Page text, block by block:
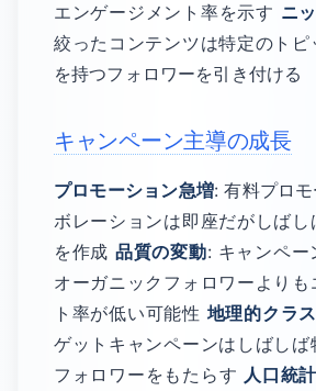
エンゲージメント率を示す ニ
絞ったコンテンツは特定のト
を持つフォロワーを引き付ける
キャンペーン主導の成長
プロモーション急増: 有料プロ
ボレーションは即座だがしば
を作成 品質の変動: キャンペー
オーガニックフォロワーよりも
ト率が低い可能性 地理的クラ
ゲットキャンペーンはしばし
フォロワーをもたらす 人口統